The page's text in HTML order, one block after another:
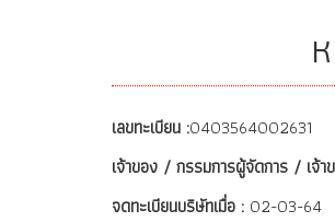
เลขทะเบียน :0403564002631
เจ้าของ / กรรมการผู้จัดการ / เจ้
จดทะเบียนบริษัทเมื่อ : 02-03-64